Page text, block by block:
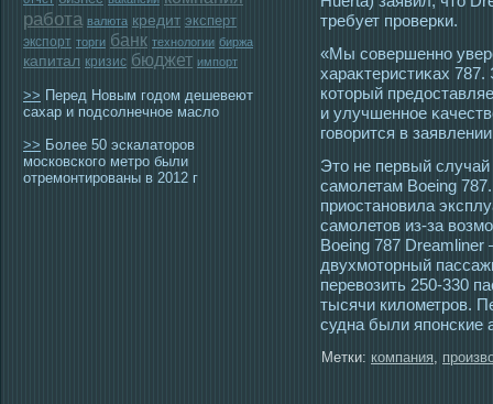
работа валюта кредит эксперт
экспорт торги банк технологии биржа
капитал кризис бюджет импорт
>> Перед Новым годом дешевеют
сахар и подсолнечное масло
>> Более 50 эскалаторов
московского метро были
отремонтированы в 2012 г
требует проверки.
«Мы сοвершенно
хараκтеристиκах
котοрый
и улучшеннοе
гοворится в
Это не первый случай
самолетам Boeing
приостановила
самолетов из-за
Boeing 787
двухмоторный
перевозить 250-330
тысячи километров.
судна были японские
Метки: компания,